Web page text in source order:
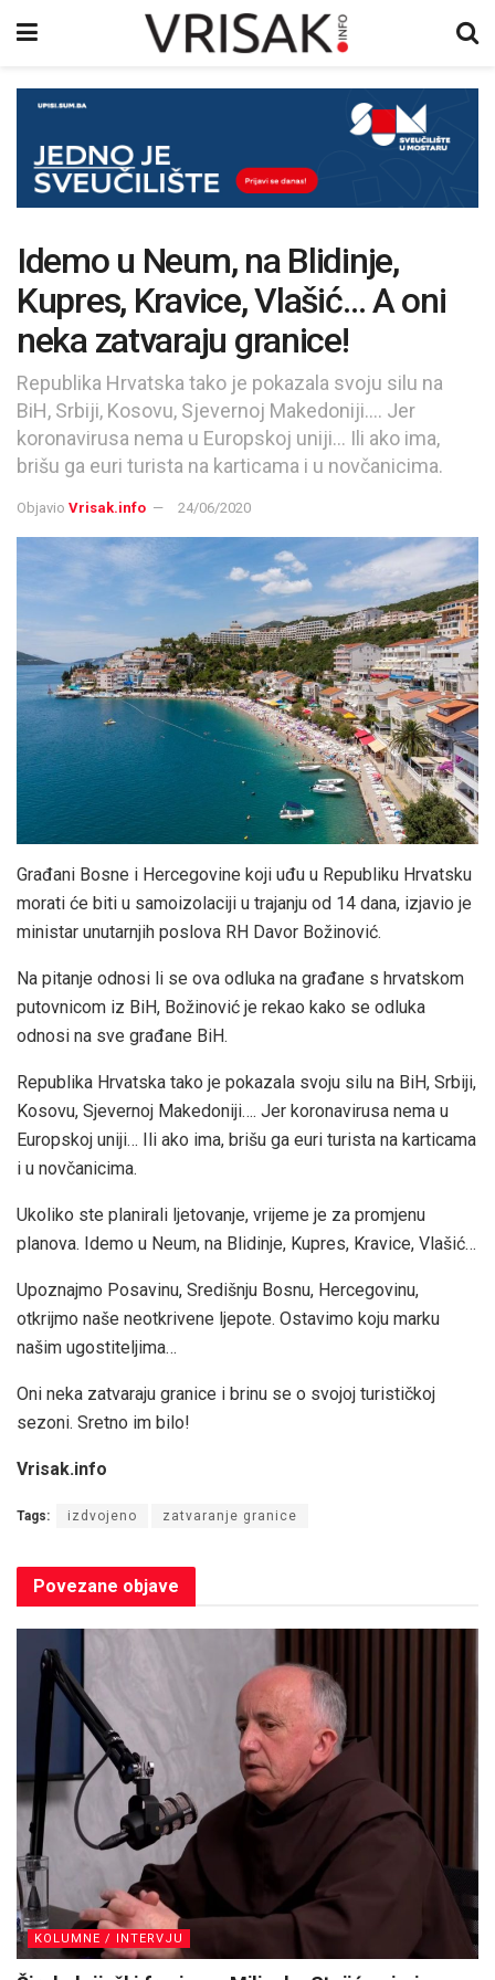
Idemo u Neum, na Blidinje,
Kupres, Kravice, Vlašić… A oni
neka zatvaraju granice!
Republika Hrvatska tako je pokazala svoju silu na
BiH, Srbiji, Kosovu, Sjevernoj Makedoniji.... Jer
koronavirusa nema u Europskoj uniji... Ili ako ima,
brišu ga euri turista na karticama i u novčanicima.
Objavio Vrisak.info 24/06/2020
Građani Bosne i Hercegovine koji uđu u Republiku Hrvatsku
morati će biti u samoizolaciji u trajanju od 14 dana, izjavio je
ministar unutarnjih poslova RH Davor Božinović.
Na pitanje odnosi li se ova odluka na građane s hrvatskom
putovnicom iz BiH, Božinović je rekao kako se odluka
odnosi na sve građane BiH.
Republika Hrvatska tako je pokazala svoju silu na BiH, Srbiji,
Kosovu, Sjevernoj Makedoniji…. Jer koronavirusa nema u
Europskoj uniji… Ili ako ima, brišu ga euri turista na karticama
i u novčanicima.
Ukoliko ste planirali ljetovanje, vrijeme je za promjenu
planova. Idemo u Neum, na Blidinje, Kupres, Kravice, Vlašić…
Upoznajmo Posavinu, Središnju Bosnu, Hercegovinu,
otkrijmo naše neotkrivene ljepote. Ostavimo koju marku
našim ugostiteljima…
Oni neka zatvaraju granice i brinu se o svojoj turističkoj
sezoni. Sretno im bilo!
Vrisak.info
Tags: izdvojeno zatvaranje granice
Povezane objave
KOLUMNE / INTERVJU